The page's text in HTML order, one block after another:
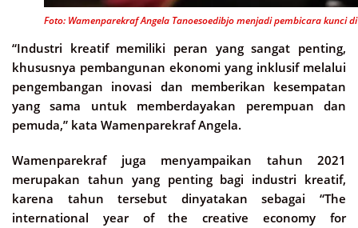
Foto: Wamenparekraf Angela Tanoesoedibjo menjadi pembicara kunci
“Industri kreatif memiliki peran yang sangat penting,
khususnya pembangunan ekonomi yang inklusif melalui
pengembangan inovasi dan memberikan kesempatan
yang sama untuk memberdayakan perempuan dan
pemuda,” kata Wamenparekraf Angela.
Wamenparekraf juga menyampaikan tahun 2021
merupakan tahun yang penting bagi industri kreatif,
karena tahun tersebut dinyatakan sebagai “The
international year of the creative economy for